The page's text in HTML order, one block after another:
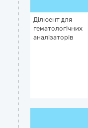
Ділюент для
гематологічних
аналізаторів